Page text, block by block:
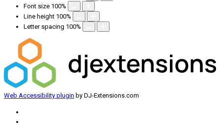
Font size 100%
Line height 100%
Letter spacing 100%
Web Accessibility plugin by DJ-Extensions.com